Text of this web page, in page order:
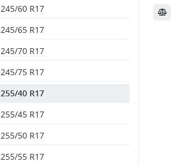
245/60 R17
245/65 R17
245/70 R17
245/75 R17
255/40 R17
255/45 R17
255/50 R17
255/55 R17